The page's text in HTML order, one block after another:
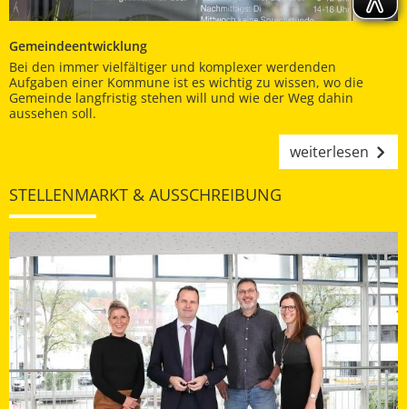
Gemeindeentwicklung
Bei den immer vielfältiger und komplexer werdenden
Aufgaben einer Kommune ist es wichtig zu wissen, wo die
Gemeinde langfristig stehen will und wie der Weg dahin
aussehen soll.
weiterlesen
STELLENMARKT & AUSSCHREIBUNG